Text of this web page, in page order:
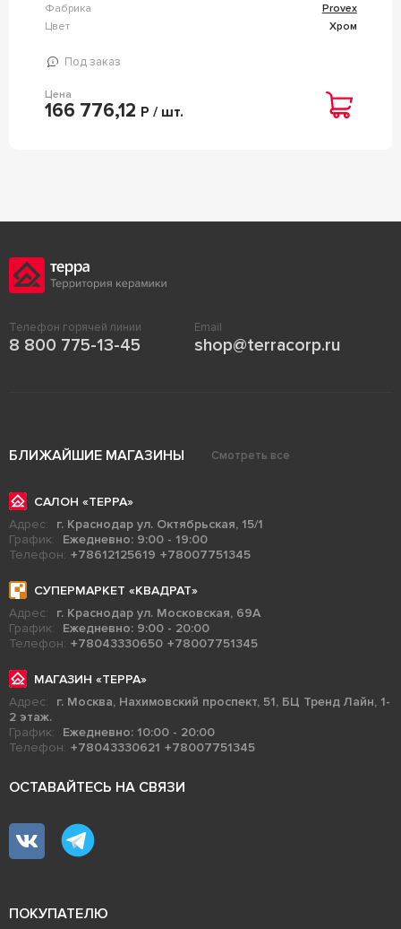
Фабрика
Provex
Цвет
Хром
Под заказ
Цена
166 776,12 Р / шт.
Телефон горячей линии
8 800 775-13-45
Email
shop@terracorp.ru
БЛИЖАЙШИЕ МАГАЗИНЫ Смотреть все
САЛОН «ТЕРРА»
Адрес:
г. Краснодар ул. Октябрьская, 15/1
График:
Ежедневно: 9:00 - 19:00
Телефон: +78612125619 +78007751345
СУПЕРМАРКЕТ «КВАДРАТ»
Адрес:
г. Краснодар ул. Московская, 69А
График:
Ежедневно: 9:00 - 20:00
Телефон: +78043330650 +78007751345
МАГАЗИН «ТЕРРА»
Адрес:
г. Москва, Нахимовский проспект, 51, БЦ Тренд Лайн, 1-
2 этаж.
График:
Ежедневно: 10:00 - 20:00
Телефон: +78043330621 +78007751345
ОСТАВАЙТЕСЬ НА СВЯЗИ
ПОКУПАТЕЛЮ